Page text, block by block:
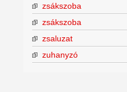
zsákszoba
zsákszoba
zsaluzat
zuhanyzó